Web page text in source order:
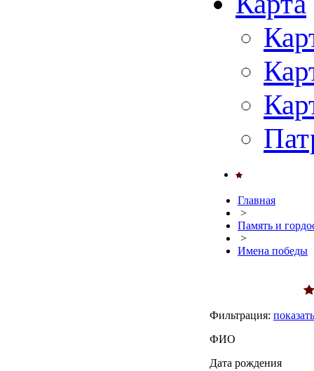
Главная
>
Память и
>
Имена победы
Фильтрация:
ФИО
Дата рождения